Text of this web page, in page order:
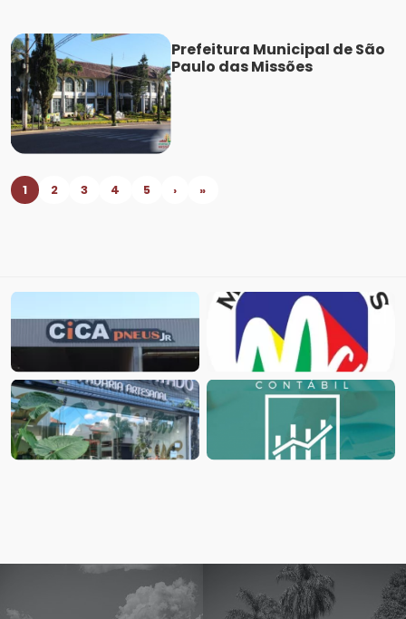
Prefeitura Municipal de São
Paulo das Missões
1 2 3 4 5 › »